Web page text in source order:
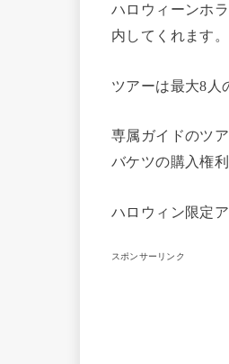
ハロウィーンホ
内してくれます。
ツアーは最大8人
専属ガイドのツ
バケツの購入権
ハロウィン限定
スポンサーリンク